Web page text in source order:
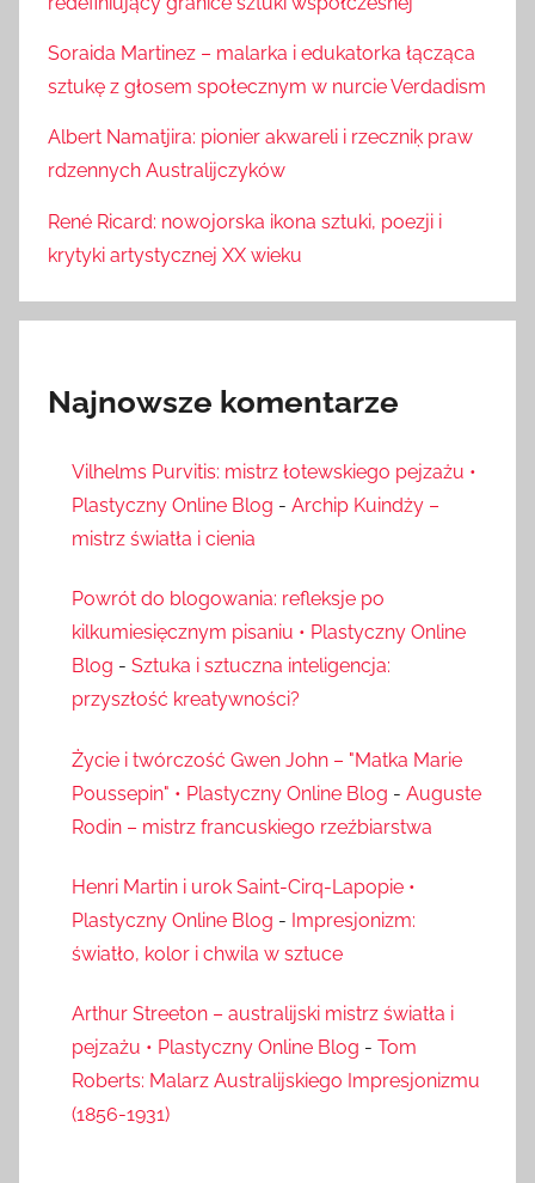
Soraida Martinez – malarka i edukatorka łącząca
sztukę z głosem społecznym w nurcie Verdadism
Albert Namatjira: pionier akwareli i rzeczniķ praw
rdzennych Australijczyków
René Ricard: nowojorska ikona sztuki, poezji i
krytyki artystycznej XX wieku
Najnowsze komentarze
Vilhelms Purvitis: mistrz łotewskiego pejzażu •
Plastyczny Online Blog - Archip Kuindży –
mistrz światła i cienia
Powrót do blogowania: refleksje po
kilkumiesięcznym pisaniu • Plastyczny Online
Blog - Sztuka i sztuczna inteligencja:
przyszłość kreatywności?
Życie i twórczość Gwen John – "Matka Marie
Poussepin" • Plastyczny Online Blog - Auguste
Rodin – mistrz francuskiego rzeźbiarstwa
Henri Martin i urok Saint-Cirq-Lapopie •
Plastyczny Online Blog - Impresjonizm:
światło, kolor i chwila w sztuce
Arthur Streeton – australijski mistrz światła i
pejzażu • Plastyczny Online Blog - Tom
Roberts: Malarz Australijskiego Impresjonizmu
(1856-1931)